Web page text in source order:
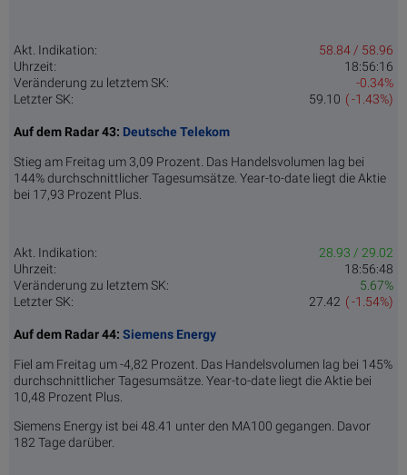
Akt. Indikation:
58.84 / 58.96
Uhrzeit:
18:56:16
Veränderung zu letztem SK:
-0.34%
Letzter SK:
( -1.43%)
59.10
Auf dem Radar 43: Deutsche Telekom
Stieg am Freitag um 3,09 Prozent. Das Handelsvolumen lag bei
144% durchschnittlicher Tagesumsätze. Year-to-date liegt die Aktie
bei 17,93 Prozent Plus.
Akt. Indikation:
28.93 / 29.02
Uhrzeit:
18:56:48
Veränderung zu letztem SK:
5.67%
Letzter SK:
( -1.54%)
27.42
Auf dem Radar 44: Siemens Energy
Fiel am Freitag um -4,82 Prozent. Das Handelsvolumen lag bei 145%
durchschnittlicher Tagesumsätze. Year-to-date liegt die Aktie bei
10,48 Prozent Plus.
Siemens Energy ist bei 48.41 unter den MA100 gegangen. Davor
182 Tage darüber.